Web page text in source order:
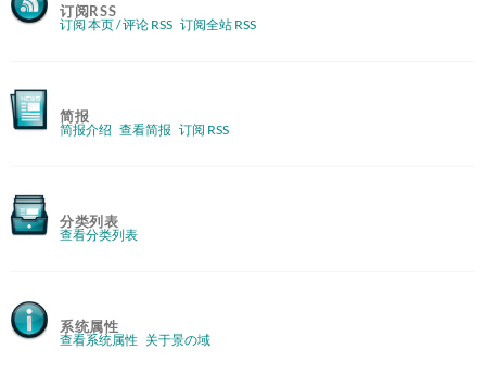
订阅RSS
订阅 本页 / 评论 RSS 订阅全站 RSS
简报
简报介绍 查看简报 订阅 RSS
分类列表
查看分类列表
系统属性
查看系统属性 关于景の域